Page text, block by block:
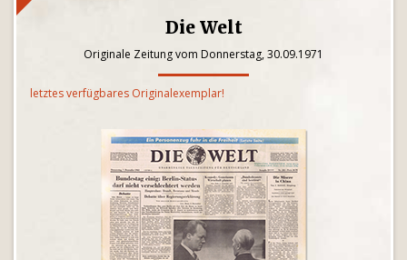
Die Welt
Originale Zeitung vom Donnerstag, 30.09.1971
letztes verfügbares Originalexemplar!